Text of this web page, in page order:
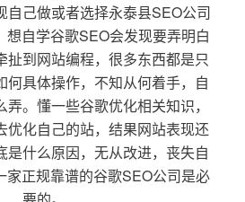
自己做或者选择永泰县SEO公司
想自学谷歌SEO会发现要弄明白
扯到网站编程，很多东西都是只
何具体操作，不知从何着手，自
。懂一些谷歌优化相关知识，
优化自己的站，结果网站表现还
是什么原因，无从改进，丧失自
家正规靠谱的谷歌SEO公司是必